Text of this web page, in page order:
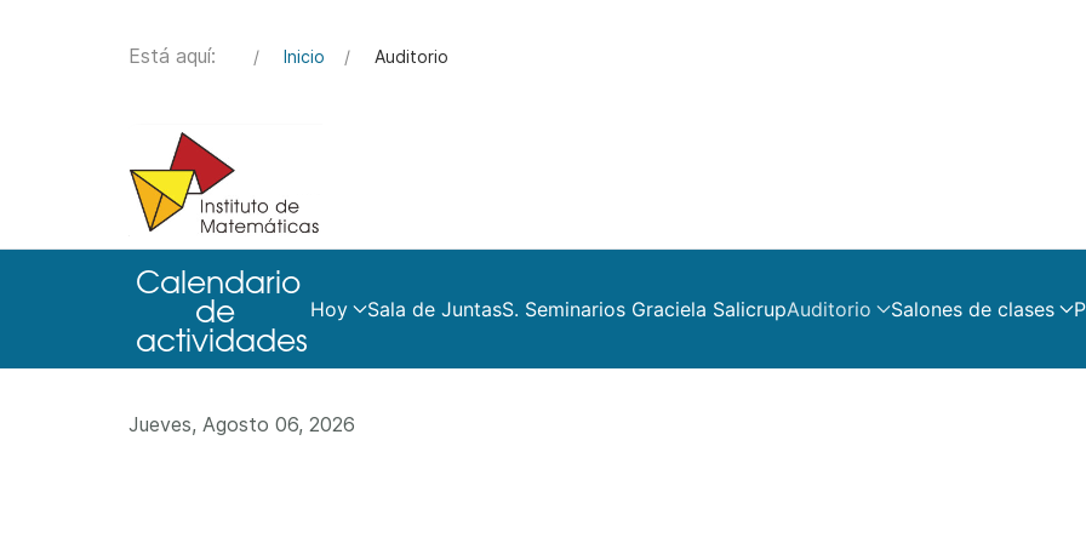
Está aquí: Inicio Auditorio
Hoy Sala de JuntasS. Seminarios Graciela SalicrupAuditorio Salones de clases
Jueves, Agosto 06, 2026